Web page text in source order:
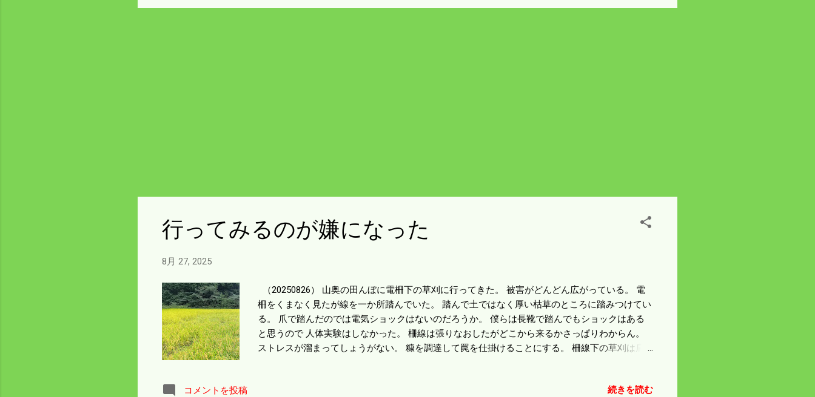
を祈ろう。
行ってみるのが嫌になった
8月 27, 2025
（20250826） 山奥の田んぼに電柵下の草刈に行ってきた。 被害がどんどん広がっている。 電
柵をくまなく見たが線を一か所踏んでいた。 踏んで土ではなく厚い枯草のところに踏みつけてい
る。 爪で踏んだのでは電気ショックはないのだろうか。 僕らは長靴で踏んでもショックはある
と思うので 人体実験はしなかった。 柵線は張りなおしたがどこから来るかさっぱりわからん。
ストレスが溜まってしょうがない。 糠を調達して罠を仕掛けることにする。 柵線下の草刈は肩
コメントを投稿 続きを読む